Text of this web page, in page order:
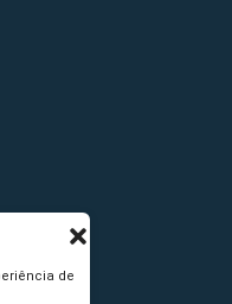
de